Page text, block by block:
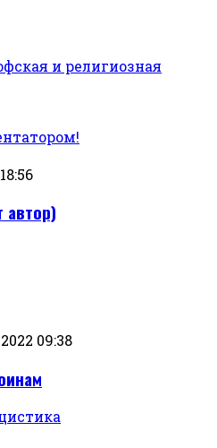
и религиозная
автор)
09:38